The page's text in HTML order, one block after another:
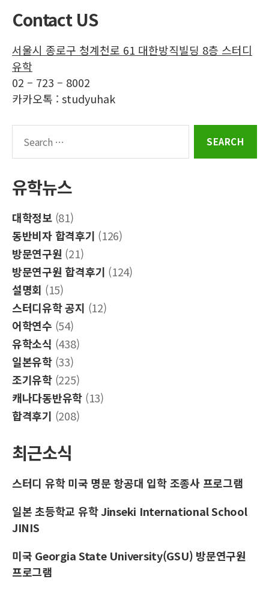
램
그
Contact US
서울시 종로구 청계천로 61 대한방직빌딩 8층 스터디
유학
02 – 723 – 8002
카카오톡 : studyuhak
유학뉴스
대학정보(81)
동반비자 합격후기 (126)
방문연구원 (21)
방문연구원 합격후기 (124)
설명회 (15)
스터디유학 공지 (12)
어학연수 (54)
유학소식 (438)
일본유학(33)
조기유학(225)
캐나다동반유학 (13)
합격후기 (208)
최근소식
스터디 유학 미국 명문 항공대 입학 조종사 프로그램
일본 초등학교 유학 Jinseki International School
JINIS
미국 Georgia State University(GSU) 방문연구원
프로그램